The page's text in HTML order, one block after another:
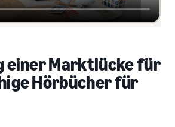
einer Marktlücke für
Hörbücher für